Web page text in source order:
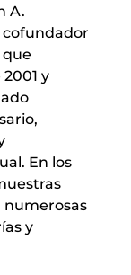
A.
cofundador
que
y
En los
numerosas
y